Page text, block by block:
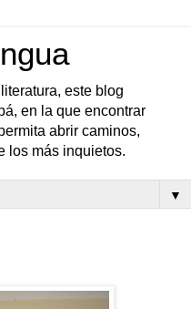
este blog
en la que encontrar
abrir caminos,
los más inquietos.
▼